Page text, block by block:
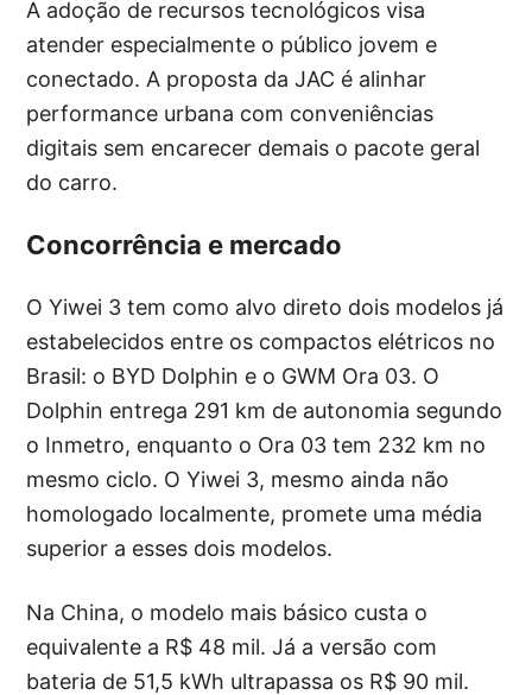
A adoção de recursos tecnológicos visa
atender especialmente o público jovem e
conectado. A proposta da JAC é alinhar
performance urbana com conveniências
digitais sem encarecer demais o pacote geral
do carro.
Concorrência e mercado
O Yiwei 3 tem como alvo direto dois modelos já
estabelecidos entre os compactos elétricos no
Brasil: o BYD Dolphin e o GWM Ora 03. O
Dolphin entrega 291 km de autonomia segundo
o Inmetro, enquanto o Ora 03 tem 232 km no
mesmo ciclo. O Yiwei 3, mesmo ainda não
homologado localmente, promete uma média
superior a esses dois modelos.
Na China, o modelo mais básico custa o
equivalente a R$ 48 mil. Já a versão com
bateria de 51,5 kWh ultrapassa os R$ 90 mil.